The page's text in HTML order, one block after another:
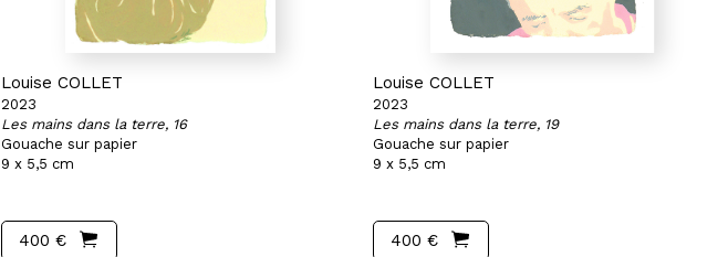
Louise COLLET
2023
Les mains dans la terre, 16
Gouache sur papier
9 x 5,5 cm
400 €
Louise COLLET
2023
Les mains dans la terre, 19
Gouache sur papier
9 x 5,5 cm
400 €